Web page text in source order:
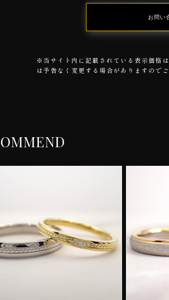
お問い
※当サイト内に記載されている表示価格
は予告なく変更する場合がありますので